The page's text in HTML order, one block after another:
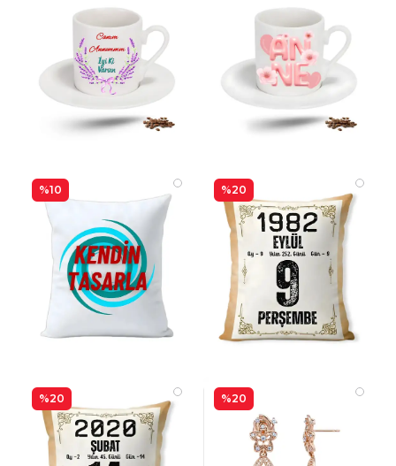
%10 %20
%20 %20